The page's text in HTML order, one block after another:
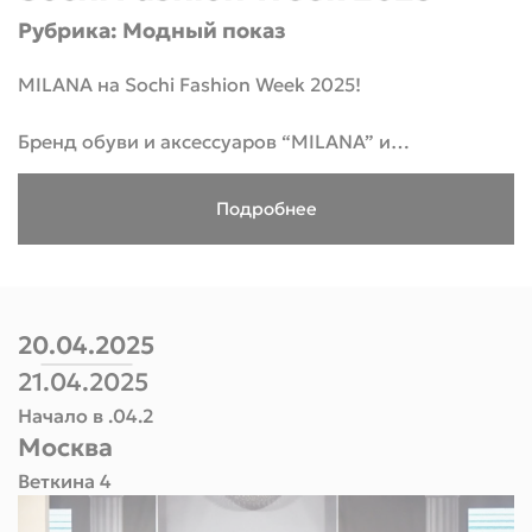
Дата: 18 марта 2025 года
Рубрика: Модный показ
MILANA на Sochi Fashion Week 2025!
Бренд обуви и аксессуаров “MILANA” и
талантливый дизайнер Ирина Корпенко
представляют совместный показ в рамках
Что ожидать:
• Эксклюзивные авторские аксессуары
• Премиальное качество исполнения
• Уникальный дизайн
• Высокий ценовой сегмент
• Коллекционная ценность
Подробнее
20.04.2025
21.04.2025
Начало в .04.2
Москва
Веткина 4